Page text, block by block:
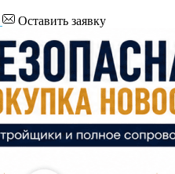
Оставить заявку